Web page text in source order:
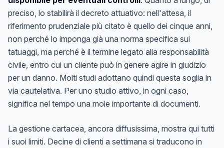
preciso, lo stabilirà il decreto attuativo: nell'attesa, il
riferimento prudenziale più citato è quello dei cinque anni,
non perché lo imponga già una norma specifica sui
tatuaggi, ma perché è il termine legato alla responsabilità
civile, entro cui un cliente può in genere agire in giudizio
per un danno. Molti studi adottano quindi questa soglia in
via cautelativa. Per uno studio attivo, in ogni caso,
significa nel tempo una mole importante di documenti.
La gestione cartacea, ancora diffusissima, mostra qui tutti
i suoi limiti. Decine di clienti a settimana si traducono in